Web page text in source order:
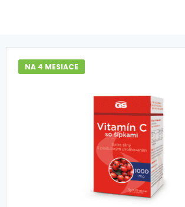
NA 4 MESIACE